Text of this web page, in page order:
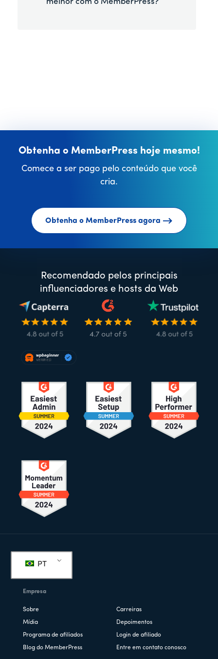
melhor com o MemberPress?
Obtenha o MemberPress hoje mesmo!
Comece a ser pago pelo conteúdo que você
cria.
Obtenha o MemberPress agora
Recomendado pelos principais
influenciadores e hosts da Web
PT
Empresa
Sobre Carreiras
Mídia Depoimentos
Programa de afiliados Login de afiliado
Blog do MemberPress Entre em contato conosco